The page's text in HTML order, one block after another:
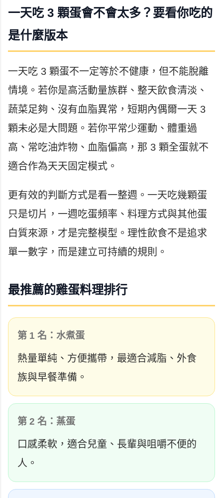
一天吃 3 顆蛋會不會太多？要看你吃的
是什麼版本
一天吃 3 顆蛋不一定等於不健康，但不能脫離
情境。若你是高活動量族群、整天飲食清淡、
蔬菜足夠、沒有血脂異常，短期內偶爾一天 3
顆未必是大問題。若你平常少運動、體重過
高、常吃油炸物、血脂偏高，那 3 顆全蛋就不
適合作為天天固定模式。
更有效的判斷方式是看一整週。一天吃幾顆蛋
只是切片，一週吃蛋頻率、料理方式與其他蛋
白質來源，才是完整模型。理性飲食不是追求
單一數字，而是建立可持續的規則。
最推薦的雞蛋料理排行
第 1 名：水煮蛋
熱量單純、方便攜帶，最適合減脂、外食
族與早餐準備。
第 2 名：蒸蛋
口感柔軟，適合兒童、長輩與咀嚼不便的
人。